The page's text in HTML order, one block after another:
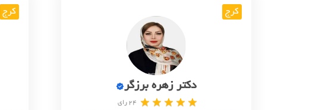
کرج
دکتر زهره برزگر
24 رای
کرج